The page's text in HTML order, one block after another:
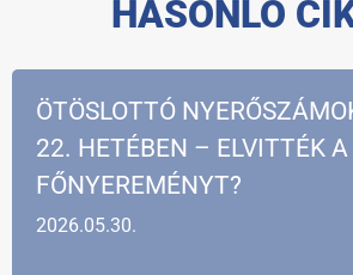
HASONLÓ
2026.05.30.
ÖTÖSLOTTÓ
22. HETÉBEN – ELVITTÉK A
FŐNYEREMÉNYT?